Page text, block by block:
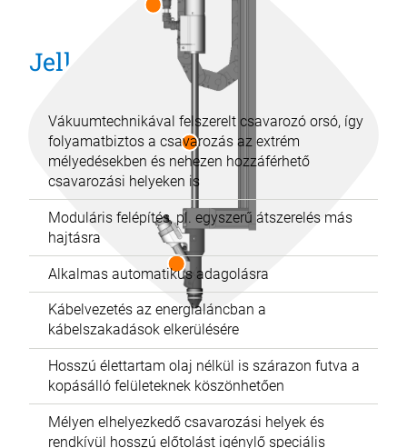
Jellemzők
Vákuumtechnikával felszerelt csavarozó orsó, így
folyamatbiztos a csavarozás az extrém
mélyedésekben és nehezen hozzáférhető
csavarozási helyeken is
Moduláris felépítés, pl. egyszerű átszerelés más
hajtásra
Alkalmas automatikus adagolásra
Kábelvezetés az energialáncban a
kábelszakadások elkerülésére
Hosszú élettartam olaj nélkül is szárazon futva a
kopásálló felületeknek köszönhetően
Mélyen elhelyezkedő csavarozási helyek és
rendkívül hosszú előtolást igénylő speciális